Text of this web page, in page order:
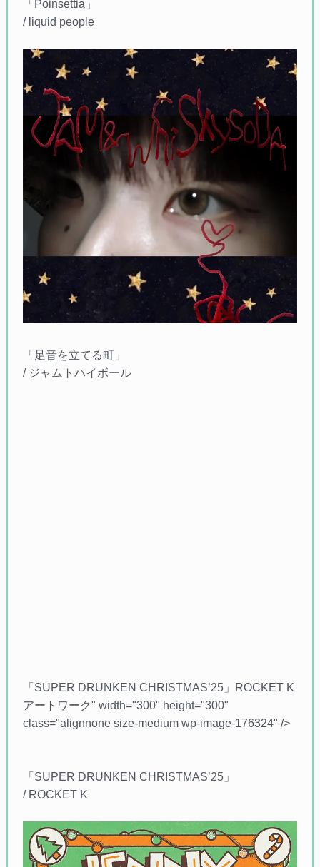
「Poinsettia」
/ liquid people
「足音を立てる町」
/ ジャムトハイボール
「SUPER DRUNKEN CHRISTMAS’25」ROCKET K
アートワーク" width="300" height="300"
class="alignnone size-medium wp-image-176324" />
「SUPER DRUNKEN CHRISTMAS’25」
/ ROCKET K